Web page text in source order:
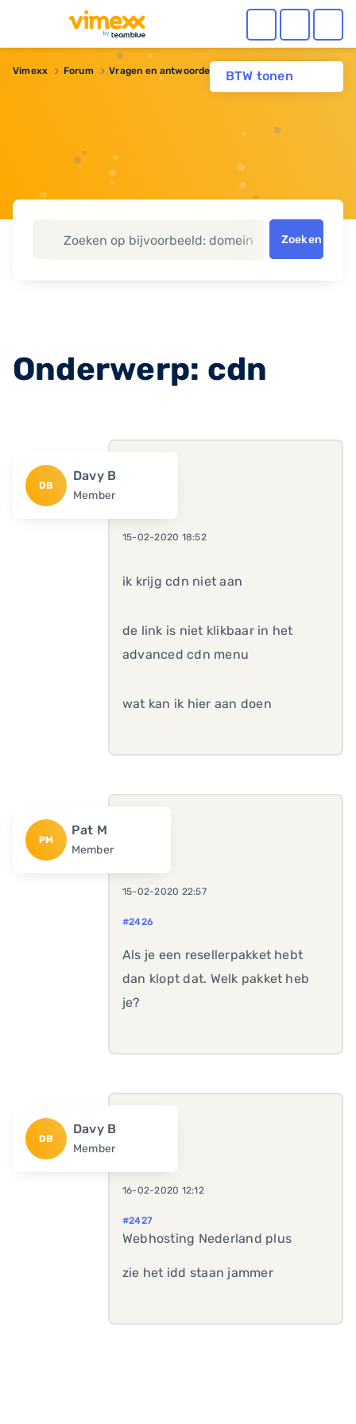
BTW tonen
Vimexx Forum Vragen en antwoorden cdn
Zoeken
Onderwerp: cdn
DB
Davy B
Member
15-02-2020 18:52
ik krijg cdn niet aan
de link is niet klikbaar in het
advanced cdn menu
wat kan ik hier aan doen
PM
Pat M
Member
15-02-2020 22:57
#2426
Als je een resellerpakket hebt
dan klopt dat. Welk pakket heb
je?
DB
Davy B
Member
16-02-2020 12:12
#2427
Webhosting Nederland plus
zie het idd staan jammer